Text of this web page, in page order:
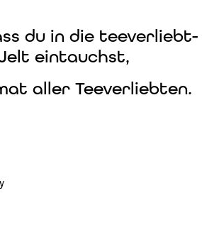
du in die teeverliebt-
eintauchst,
aller Teeverliebten.